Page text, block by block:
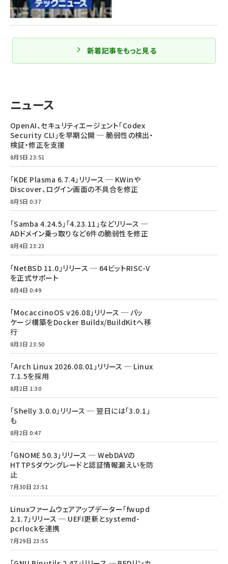
新着記事をもっと見る
ニュース
OpenAI、セキュリティエージェント「Codex
Security CLI」を早期公開 ─ 脆弱性の検出・
検証・修正を支援
8月5日 23:51
「KDE Plasma 6.7.4」リリース ─ KWinや
Discover、ログイン画面の不具合を修正
8月5日 0:37
「Samba 4.24.5」「4.23.11」などリリース ─
ADドメイン乗っ取りなど6件の脆弱性を修正
8月4日 23:23
「NetBSD 11.0」リリース ─ 64ビットRISC-V
を正式サポート
8月4日 0:49
「MocaccinoOS v26.08」リリース ─ パッ
ケージ構築をDocker Buildx/BuildKitへ移
行
8月3日 23:50
「Arch Linux 2026.08.01」リリース ─ Linux
7.1.5を採用
8月2日 1:30
「Shelly 3.0.0」リリース ─ 翌日には「3.0.1」
も
8月2日 0:47
「GNOME 50.3」リリース ─ WebDAVの
HTTPSダウングレードと認証情報漏えいを防
止
7月30日 23:51
Linuxファームウェアアップデーター「fwupd
2.1.7」リリース ─ UEFI更新とsystemd-
pcrlockを連携
7月29日 23:55